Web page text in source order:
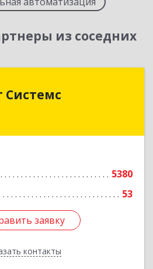
из соседних
Системс
5380
53
заявку
контакты
Софт Системс
обл, Новокузнецк г,
заявку
Назад